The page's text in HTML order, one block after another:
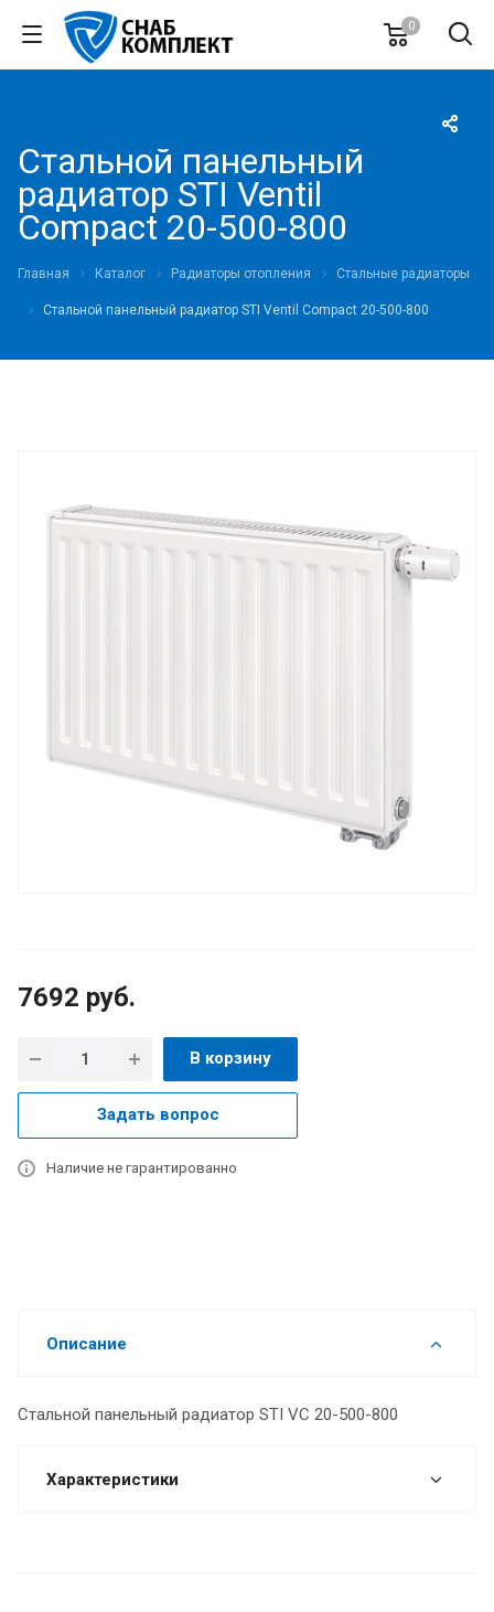
0
Стальной панельный
радиатор STI Ventil
Compact 20-500-800
Главная Каталог Радиаторы отопления Стальные радиаторы
Стальной панельный радиатор STI Ventil Compact 20-500-800
7692 руб.
В корзину
Задать вопрос
Наличие не гарантированно
Описание
Стальной панельный радиатор STI VC 20-500-800
Характеристики